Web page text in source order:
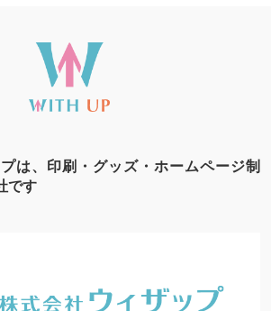
は、印刷・グッズ・ホームページ制
です